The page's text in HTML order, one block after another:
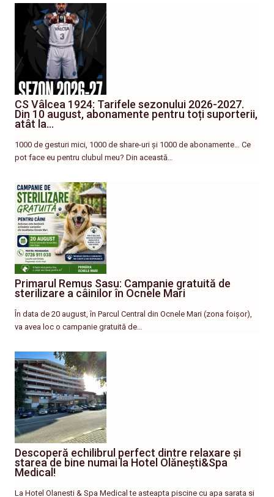
CS Vâlcea 1924: Tarifele sezonului 2026-2027.
Din 10 august, abonamente pentru toți suporterii,
atât la…
1000 de gesturi mici, 1000 de share-uri și 1000 de abonamente… Ce
pot face eu pentru clubul meu? Din această…
Primarul Remus Sasu: Campanie gratuită de
sterilizare a câinilor în Ocnele Mari
În data de 20 august, în Parcul Central din Ocnele Mari (zona foișor),
va avea loc o campanie gratuită de…
Descoperă echilibrul perfect dintre relaxare și
starea de bine numai la Hotel Olănești&Spa
Medical!
La Hotel Olanesti & Spa Medical te asteapta piscine cu apa sarata si